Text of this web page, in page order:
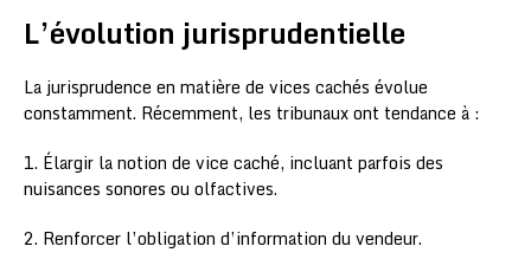
L’évolution jurisprudentielle
La jurisprudence en matière de vices cachés évolue
constamment. Récemment, les tribunaux ont tendance à :
1. Élargir la notion de vice caché, incluant parfois des
nuisances sonores ou olfactives.
2. Renforcer l’obligation d’information du vendeur.